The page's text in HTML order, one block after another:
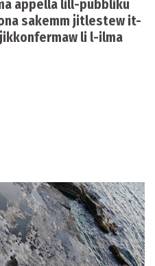
appella lill-pubbliku
sakemm jitlestew it-
li l-ilma